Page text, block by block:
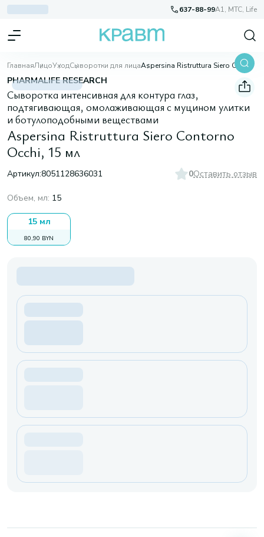
637-88-99A1, МТС, Life
ГлавнаяЛицоУходСыворотки для лица Aspersina Ristruttura Siero Contorno Occhi, 15 мл
PHARMALIFE RESEARCH
Сыворотка интенсивная для контура глаз,
подтягивающая, омолаживающая с муцином улитки
и ботулоподобными веществами
Aspersina Ristruttura Siero Contorno
Occhi, 15 мл
Артикул:8051128636031 0Оставить отзыв
Объем, мл: 15
15 мл
80,90 BYN